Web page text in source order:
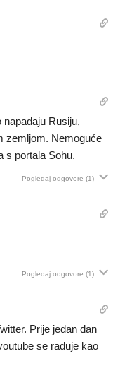
Rusiju,
zemljom. Nemoguće
s portala Sohu.
Pogledaj odgovore (1)
Pogledaj odgovore (1)
Prije jedan dan
se raduje kao